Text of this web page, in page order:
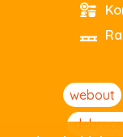
webout